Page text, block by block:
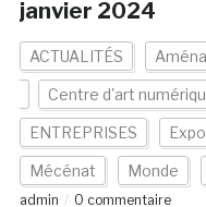
janvier 2024
ACTUALITÉS
Centre d'art
ENTREPRISES
Mécénat Monde
admin
0 commentaire